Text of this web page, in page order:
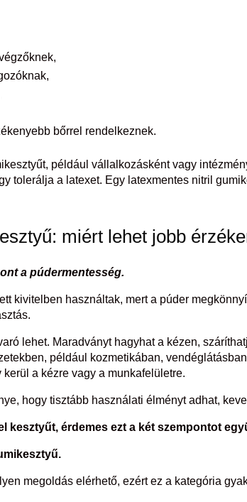
bőrrel rendelkeznek.
például vállalkozásként vagy
tolerálja a latexet. Egy latexmentes nitril
miért lehet jobb
a púdermentesség.
kivitelben használtak, mert a púder
lehet. Maradványt hagyhat a kézen,
például kozmetikában,
a kézre vagy a munkafelületre.
hogy tisztább használati élményt adhat,
kesztyűt, érdemes ezt a két szempontot
megoldás elérhető, ezért ez a kategória